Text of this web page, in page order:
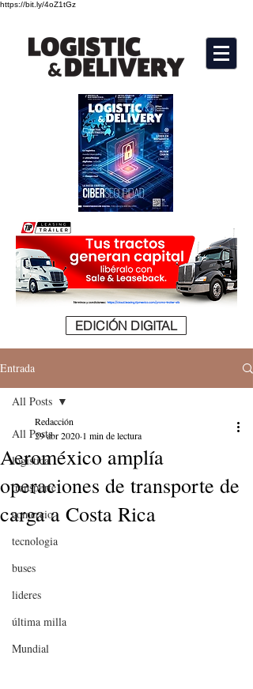
https://bit.ly/4oZ1tGz
EDICIÓN DIGITAL
Entrada
All Posts
logistica
transporte
comercio
tecnologia
buses
lideres
última milla
Mundial
All Posts
Aeroméxico amplía
operaciones de transporte de
carga a Costa Rica
Redacción
29 abr 2020 1 min de lectura